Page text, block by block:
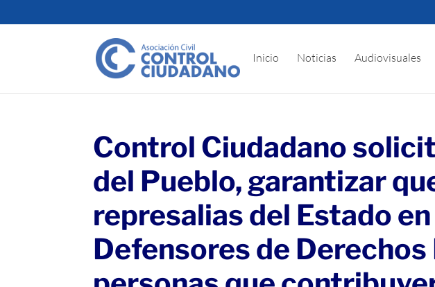
Inicio Noticias Audiovisuales
Control Ciudadano
del Pueblo, garantizar
represalias del Estado
Defensores de Derechos